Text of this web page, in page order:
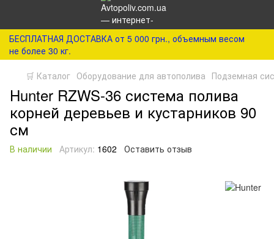
БЕСПЛАТНАЯ ДОСТАВКА от 5 000 грн., объемным весом
не более 30 кг.
🛒 Каталог Оборудование для автополива Подземная
Hunter RZWS-36 система полива
корней деревьев и кустарников 90
см
В наличии Артикул: 1602 Оставить отзыв